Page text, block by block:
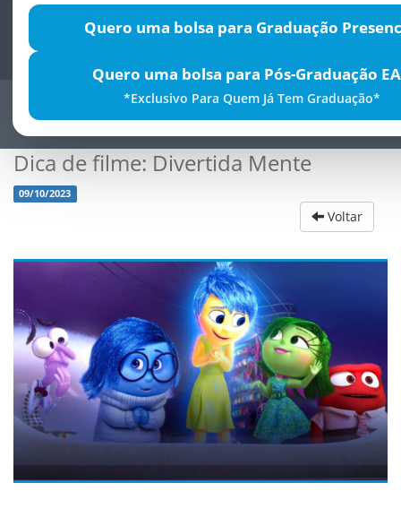
Quero uma bolsa para Graduação
Quero uma bolsa para Pós-Graduação
*Exclusivo Para Quem Já Tem Graduação*
Dica de filme: Divertida Mente
09/10/2023
Voltar